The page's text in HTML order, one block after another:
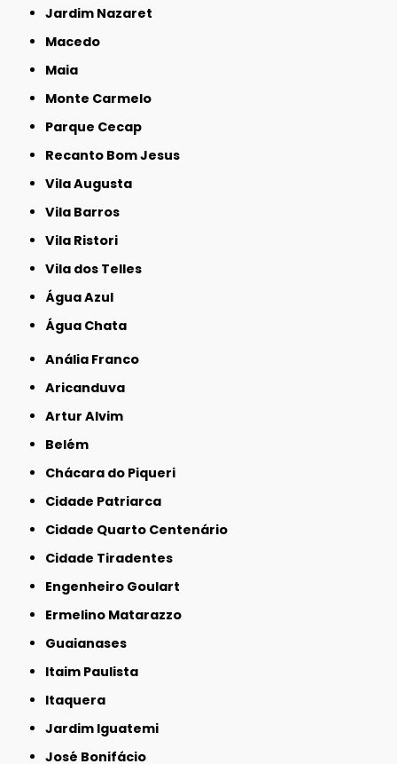
Jardim Nazaret
Macedo
Maia
Monte Carmelo
Parque Cecap
Recanto Bom Jesus
Vila Augusta
Vila Barros
Vila Ristori
Vila dos Telles
Água Azul
Água Chata
Anália Franco
Aricanduva
Artur Alvim
Belém
Chácara do Piqueri
Cidade Patriarca
Cidade Quarto Centenário
Cidade Tiradentes
Engenheiro Goulart
Ermelino Matarazzo
Guaianases
Itaim Paulista
Itaquera
Jardim Iguatemi
José Bonifácio